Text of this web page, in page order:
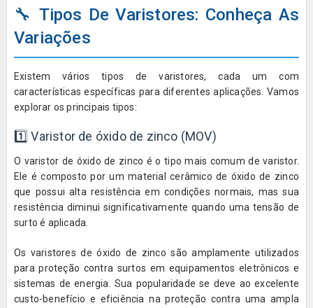
🔧 Tipos De Varistores: Conheça As
Variações
Existem vários tipos de varistores, cada um com
características específicas para diferentes aplicações. Vamos
explorar os principais tipos:
1️⃣ Varistor de óxido de zinco (MOV)
O varistor de óxido de zinco é o tipo mais comum de varistor.
Ele é composto por um material cerâmico de óxido de zinco
que possui alta resistência em condições normais, mas sua
resistência diminui significativamente quando uma tensão de
surto é aplicada.
Os varistores de óxido de zinco são amplamente utilizados
para proteção contra surtos em equipamentos eletrônicos e
sistemas de energia. Sua popularidade se deve ao excelente
custo-benefício e eficiência na proteção contra uma ampla